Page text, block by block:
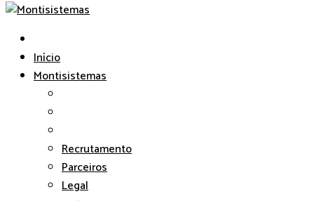
Início
Montisistemas
Recrutamento
Parceiros
Legal